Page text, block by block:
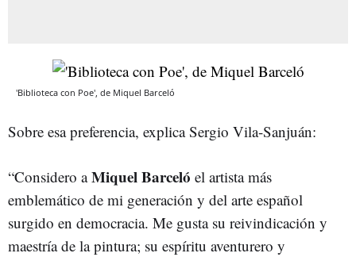
'Biblioteca con Poe', de Miquel Barceló
Sobre esa preferencia, explica Sergio Vila-Sanjuán:
“Considero aMiquel Barceló el artista más
emblemático de mi generación y del arte español
surgido en democracia. Me gusta su reivindicación y
maestría de la pintura; su espíritu aventurero y